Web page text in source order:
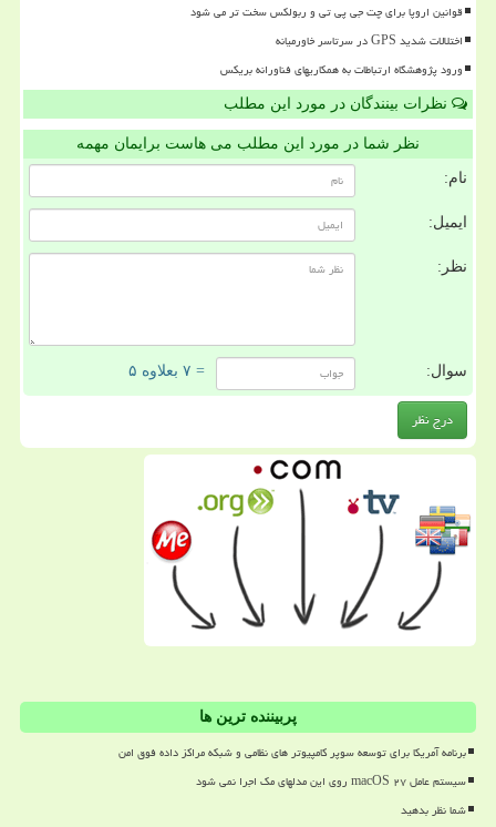
قوانین اروپا برای چت جی پی تی و ربولکس سخت تر می شود
اختلالات شدید GPS در سرتاسر خاورمیانه
ورود پژوهشگاه ارتباطات به همکاریهای فناورانه بریکس
نظرات بینندگان در مورد این مطلب
نظر شما در مورد این مطلب می هاست برایمان مهمه
نام:
ایمیل:
نظر:
سوال: = ۷ بعلاوه ۵
پربیننده ترین ها
برنامه آمریکا برای توسعه سوپر کامپیوتر های نظامی و شبکه مراکز داده فوق امن
سیستم عامل macOS ۲۷ روی این مدلهای مک اجرا نمی شود
شما نظر بدهید